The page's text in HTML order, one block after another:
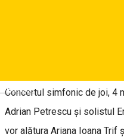
Deutsch
Concertul simfonic de joi, 4
Adrian Petrescu și solistul
vor alătura Ariana Ioana Trif